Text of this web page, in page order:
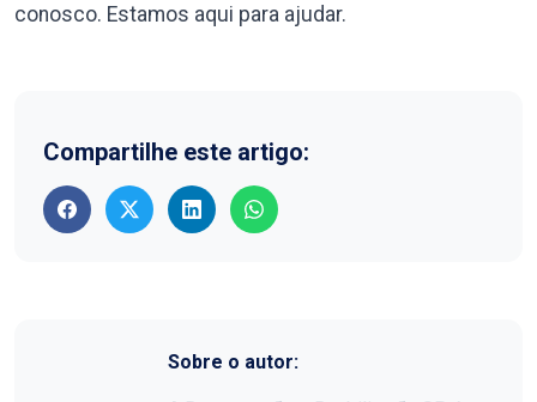
conosco. Estamos aqui para ajudar.
Compartilhe este artigo:
Sobre o autor: